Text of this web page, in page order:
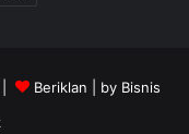
Beriklan | by Bisnis